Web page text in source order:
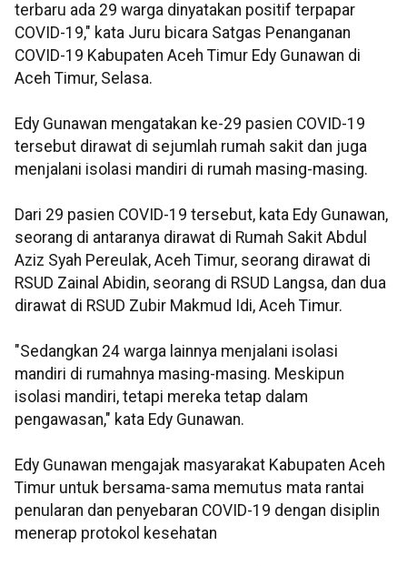
terbaru ada 29 warga dinyatakan positif terpapar
COVID-19," kata Juru bicara Satgas Penanganan
COVID-19 Kabupaten Aceh Timur Edy Gunawan di
Aceh Timur, Selasa.
Edy Gunawan mengatakan ke-29 pasien COVID-19
tersebut dirawat di sejumlah rumah sakit dan juga
menjalani isolasi mandiri di rumah masing-masing.
Dari 29 pasien COVID-19 tersebut, kata Edy Gunawan,
seorang di antaranya dirawat di Rumah Sakit Abdul
Aziz Syah Pereulak, Aceh Timur, seorang dirawat di
RSUD Zainal Abidin, seorang di RSUD Langsa, dan dua
dirawat di RSUD Zubir Makmud Idi, Aceh Timur.
"Sedangkan 24 warga lainnya menjalani isolasi
mandiri di rumahnya masing-masing. Meskipun
isolasi mandiri, tetapi mereka tetap dalam
pengawasan," kata Edy Gunawan.
Edy Gunawan mengajak masyarakat Kabupaten Aceh
Timur untuk bersama-sama memutus mata rantai
penularan dan penyebaran COVID-19 dengan disiplin
menerap protokol kesehatan